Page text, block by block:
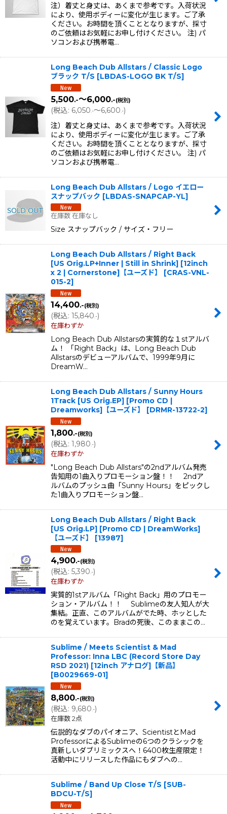
注）着丈と身丈は、あくまで参考です。入荷状況
により、使用ボディーに変化が生じます。ご了承
ください。お時間を頂くこととなりますが、採寸
のご依頼はお気軽にお申し付けください。 注) パ
ソコンおよび携帯電…
Long Beach Dub Allstars / Classic Logo
ブラック T/S [LBDAS-LOGO BK T/S]
5,500.-～6,000.-(税別)
(税込: 6,050 .-～6,600 .-)
注）着丈と身丈は、あくまで参考です。入荷状況
により、使用ボディーに変化が生じます。ご了承
ください。お時間を頂くこととなりますが、採寸
のご依頼はお気軽にお申し付けください。 注) パ
ソコンおよび携帯電…
Long Beach Dub Allstars / Logo イエロー
スナップバック [LBDAS-SNAPCAP-YL]
在庫数 在庫なし
Size スナップバック / サイズ・フリー
Long Beach Dub Allstars / Right Back
[US Orig.LP+Inner | Still in Shrink] [12inch
x 2 | Cornerstone]【ユーズド】
[CRAS-VNL-
015-2]
14,400.-(税別)
(税込: 15,840.-)
在庫わずか
Long Beach Dub Allstarsの実質的な１stアルバ
ム！ 「Right Back」は、Long Beach Dub
Allstarsのデビューアルバムで、1999年9月に
DreamW…
Long Beach Dub Allstars / Sunny Hours
1Track [US Orig.EP] [Promo CD |
Dreamworks]【ユーズド】
[DRMR-13722-2]
1,800.-(税別)
(税込: 1,980.-)
在庫わずか
"Long Beach Dub Allstars"の2ndアルバム発売
告知用の1曲入りプロモーション盤！！ 2ndア
ルバムのプッシュ曲「Sunny Hours」をピックし
た1曲入りプロモーション盤…
Long Beach Dub Allstars / Right Back
[US Orig.LP] [Promo CD | DreamWorks]
【ユーズド】
[13987]
4,900.-(税別)
(税込: 5,390.-)
在庫わずか
実質的1stアルバム「Right Back」用のプロモー
ション・アルバム！！ Sublimeの友人知人が大
集結。正直、このアルバムがでた時、ホッとした
のを覚えています。Bradの死後、このままこの…
Sublime / Meets Scientist & Mad
Professor: Inna LBC (Record Store Day
RSD 2021) [12inch アナログ]【新品】
[B0029669-01]
8,800.-(税別)
(税込: 9,680.-)
在庫数 2点
伝説的なダブのパイオニア、ScientistとMad
ProfessorによるSublimeの6つのクラシックを
真新しいダブリミックスへ！6400枚生産限定！
活動中にリリースした作品にもダブへの…
Sublime / Band Up Close T/S [SUB-
BDCU-T/S]